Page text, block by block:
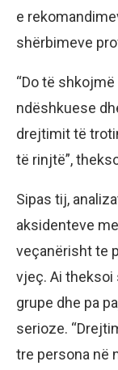
e
shërbimeve
“Do të
ndëshkuese
drejtimit të
të rinjtë”,
Sipas tij,
aksidenteve
veçanërisht te
vjeç. Ai theksoi
grupe dhe pa
serioze.
tre persona në